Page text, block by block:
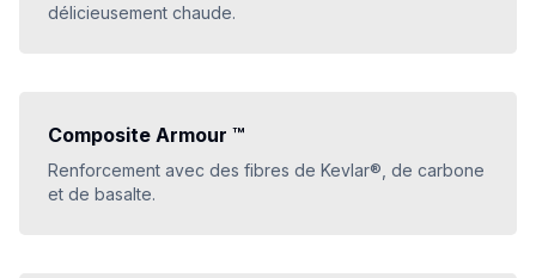
délicieusement chaude.
Composite Armour ™
Renforcement avec des fibres de Kevlar®, de carbone
et de basalte.